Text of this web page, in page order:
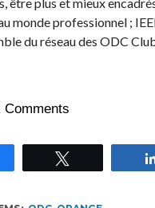
monde professionnel ;
du réseau des ODC
Comments